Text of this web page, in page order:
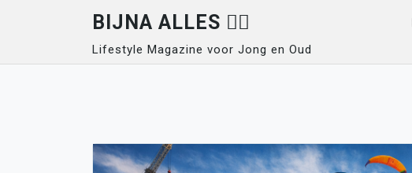
BIJNA ALLES 👍🏽
Lifestyle Magazine voor Jong en Oud